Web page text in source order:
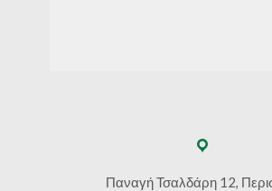
Παναγή Τσαλδάρη 12,